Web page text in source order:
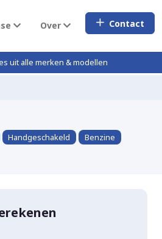
Over Contact
uit alle merken & modellen
Handgeschakeld Benzine